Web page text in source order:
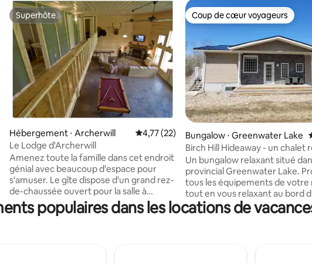
sur la base de 65 commentaires : 4,89 sur 5
Superhôte
Superhôte
Hébergement ⋅ Archerwill Évaluation moyenne sur la base de 22
4,77 (22)
Le Lodge d'Archerwill
Amenez toute la famille dans cet endroit
génial avec beaucoup d'espace pour
s'amuser. Le gîte dispose d'un grand rez-
de-chaussée ouvert pour la salle à
manger, le bar, la table de billard, la
télévision, les canapés et les chaises. À
Coup de cœur voyageurs
Coup de cœur voyageurs
Bungalow ⋅ Greenwater Lake
Birch Hill Hideaway - un chalet
de 5 chambres
Un bungalow relaxant situé
provincial Greenwater Lake.
tous les équipements de votre
tout en vous relaxant au bord
style. Notre cabane se trouve
de la plage. Il y a des espaces
faisant griller des smores à
populaires dans les locations de